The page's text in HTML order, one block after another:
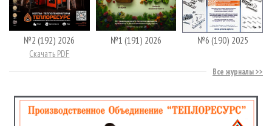
№2 (192) 2026
Скачать PDF
№1 (191) 2026 №6 (190) 2025
Все журналы